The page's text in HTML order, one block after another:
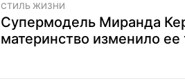
СТИЛЬ ЖИЗНИ
Супермодель Миранда
материнство изменило ее